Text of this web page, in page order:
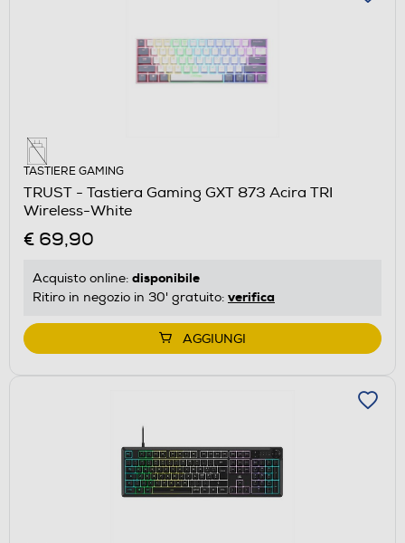
TASTIERE GAMING
TRUST - Tastiera Gaming GXT 873 Acira TRI
Wireless-White
€ 69,90
Acquisto online: disponibile
Ritiro in negozio in 30' gratuito: verifica
AGGIUNGI